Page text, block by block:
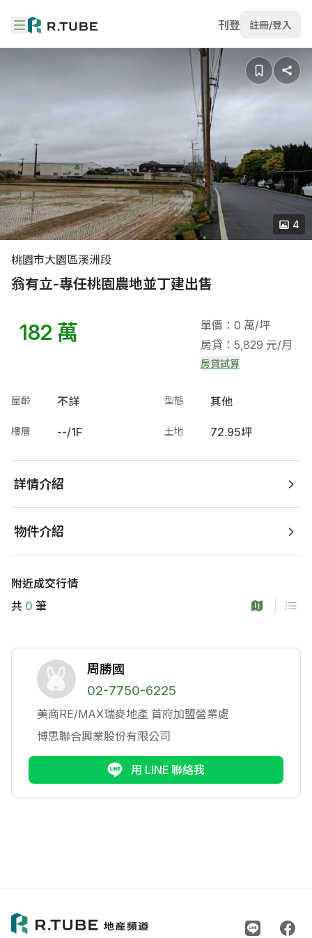
刊登 註冊/登入
桃園市大園區溪洲段
翁有立-專任桃園農地並丁建出售
4
182 萬
單價：0 萬/坪
房貸：5,829 元/月
房貸試算
屋齡 不詳 型態 其他
樓層 --/1F 土地 72.95坪
詳情介紹
物件介紹
附近成交行情
共 0 筆
周勝國
02-7750-6225
美商RE/MAX瑞麥地產 首府加盟營業處
博思聯合興業股份有限公司
用 LINE 聯絡我